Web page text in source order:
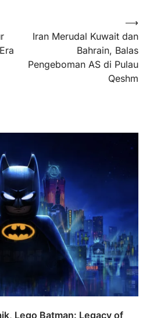
Iran Merudal Kuwait dan
Bahrain, Balas
Pengeboman AS di Pulau
Qeshm
⟶
Lego Batman: Legacy of